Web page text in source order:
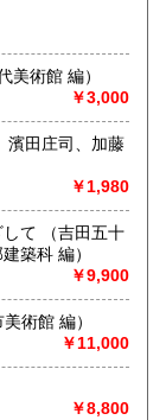
660円
660円
660円
660円
660円
店です。
などの市場で、
にお届けして
川県立近代美術館 編）
￥3,000
￥1,980
五十
築科 編）
￥9,900
史朗と静岡 （静岡市美術館 編）
￥11,000
￥8,800